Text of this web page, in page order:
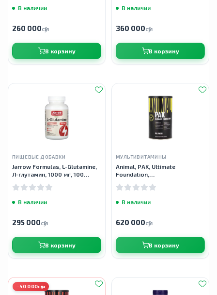
В наличии
260 000сӯм
В корзину
В наличии
360 000сӯм
В корзину
ПИЩЕВЫЕ ДОБАВКИ
Jarrow Formulas, L-Glutamine,
Л-глутамин, 1000 мг, 100
В наличии
295 000сӯм
В корзину
МУЛЬТИВИТАМИНЫ
Animal, PAK, Ultimate
Foundation,
44 пакетика
В наличии
620 000сӯм
В корзину
−50 000сӯм